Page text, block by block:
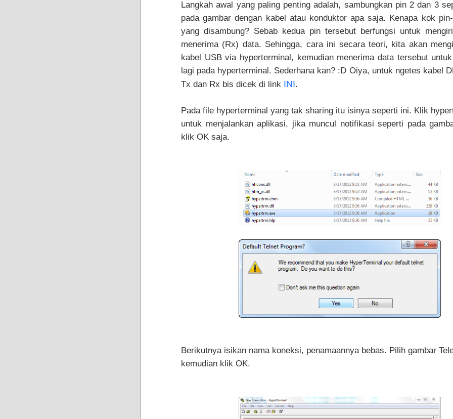
Langkah awal yang paling penting adalah, sambungkan pin 2 dan 3
pada gambar dengan kabel atau konduktor apa saja. Kenapa kok
yang disambung? Sebab kedua pin tersebut berfungsi untuk
menerima (Rx) data. Sehingga, cara ini secara teori, kita akan
kabel USB via hyperterminal, kemudian menerima data tersebut
lagi pada hyperterminal. Sederhana kan? :D Oiya, untuk ngetes kabel
Tx dan Rx bis dicek di link INI.
Pada file hyperterminal yang tak sharing itu isinya seperti ini. Klik
untuk menjalankan aplikasi, jika muncul notifikasi seperti pada
klik OK saja.
Berikutnya isikan nama koneksi, penamaannya bebas. Pilih gambar
kemudian klik OK.